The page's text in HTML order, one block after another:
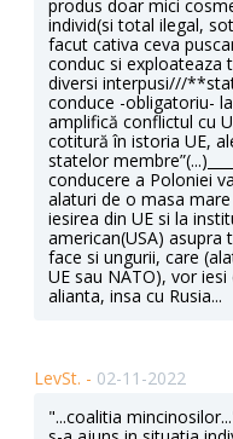
produs doar mici
individ(si total ilegal,
facut cativa ceva
conduc si exploateaza
diversi interpusi///
conduce -obligatoriu-
amplifică conflictul cu
cotitură în istoria UE,
statelor
conducere a Poloniei
alaturi de o masa
iesirea din UE si la
american(USA) asupra
face si ungurii, care
UE sau NATO), vor
alianta, insa cu Rusia...
LevSt. - 02-11-2022
"...coalitia